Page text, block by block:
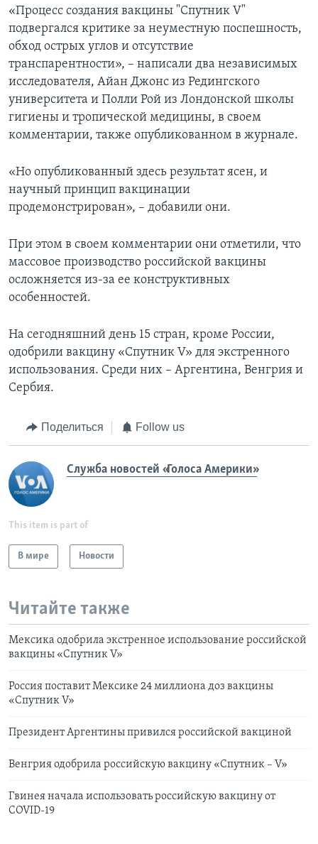
«Процесс создания вакцины "Спутник V"
подвергался критике за неуместную поспешность,
обход острых углов и отсутствие
транспарентности», – написали два независимых
исследователя, Айан Джонс из Редингского
университета и Полли Рой из Лондонской школы
гигиены и тропической медицины, в своем
комментарии, также опубликованном в журнале.
«Но опубликованный здесь результат ясен, и
научный принцип вакцинации
продемонстрирован», – добавили они.
При этом в своем комментарии они отметили, что
массовое производство российской вакцины
осложняется из-за ее конструктивных
особенностей.
На сегодняшний день 15 стран, кроме России,
одобрили вакцину «Спутник V» для экстренного
использования. Среди них – Аргентина, Венгрия и
Сербия.
Поделиться Follow us
Служба новостей «Голоса Америки»
This item is part of
В мире Новости
Читайте также
Мексика одобрила экстренное использование российской
вакцины «Спутник V»
Россия поставит Мексике 24 миллиона доз вакцины
«Спутник V»
Президент Аргентины привился российской вакциной
Венгрия одобрила российскую вакцину «Спутник – V»
Гвинея начала использовать российскую вакцину от
COVID-19